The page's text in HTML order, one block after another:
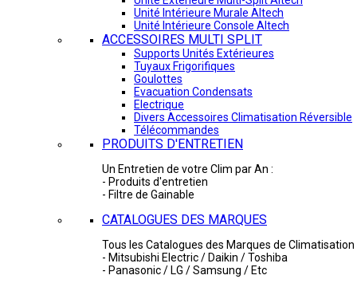
Unité Intérieure Murale Altech
Unité Intérieure Console Altech
ACCESSOIRES MULTI SPLIT
Supports Unités Extérieures
Tuyaux Frigorifiques
Goulottes
Evacuation Condensats
Electrique
Divers Accessoires Climatisation Réversible
Télécommandes
PRODUITS D'ENTRETIEN
Un Entretien de votre Clim par An :
- Produits d'entretien
- Filtre de Gainable
CATALOGUES DES MARQUES
Tous les Catalogues des Marques de Climatisation
- Mitsubishi Electric / Daikin / Toshiba
- Panasonic / LG / Samsung / Etc